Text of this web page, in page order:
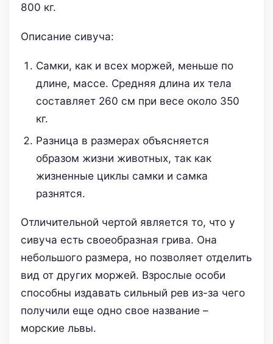
800 кг.
Описание сивуча:
Самки, как и всех моржей, меньше по
длине, массе. Средняя длина их тела
составляет 260 см при весе около 350
кг.
Разница в размерах объясняется
образом жизни животных, так как
жизненные циклы самки и самка
разнятся.
Отличительной чертой является то, что у
сивуча есть своеобразная грива. Она
небольшого размера, но позволяет отделить
вид от других моржей. Взрослые особи
способны издавать сильный рев из-за чего
получили еще одно свое название –
морские львы.